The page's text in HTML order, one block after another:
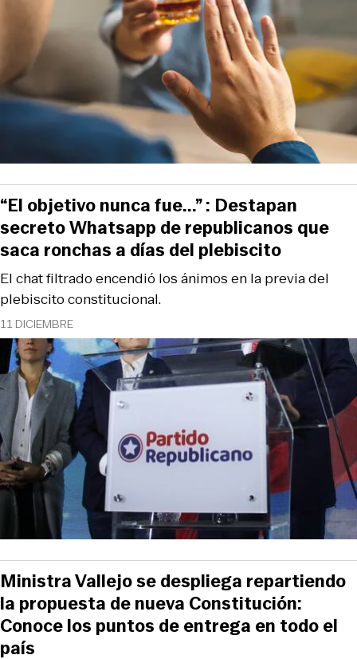
11 DICIEMBRE
El chat filtrado encendió los ánimos en la previa del
plebiscito constitucional.
“El objetivo nunca fue...” : Destapan
secreto Whatsapp de republicanos que
saca ronchas a días del plebiscito
Ministra Vallejo se despliega repartiendo
la propuesta de nueva Constitución:
Conoce los puntos de entrega en todo el
país